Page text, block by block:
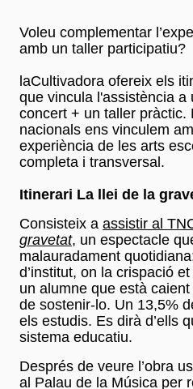
Voleu complementar
amb un taller participatiu?
laCultivadora ofereix els
que vincula l'assistència a
concert + un taller pràctic.
nacionals ens vinculem
experiència de les arts
completa i transversal.
Itinerari La llei de la
Consisteix a assistir al
gravetat, un espectacle
malauradament
d’institut, on la crispació
un alumne que està
de sostenir-lo. Un 13,5%
els estudis. Es dirà d’ells
sistema educatiu.
Després de veure l’obra
al Palau de la Música per